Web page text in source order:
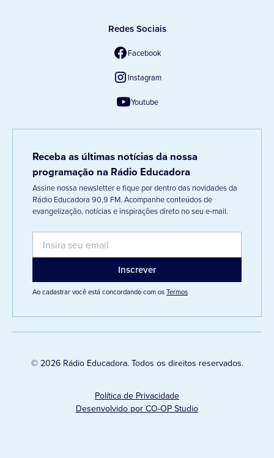
Redes Sociais
Facebook
Instagram
Youtube
Receba as últimas notícias da nossa
programação na Rádio Educadora
Assine nossa newsletter e fique por dentro das novidades da
Rádio Educadora 90,9 FM. Acompanhe conteúdos de
evangelização, notícias e inspirações direto no seu e-mail.
Ao cadastrar você está concordando com osTermos
© 2026 Rádio Educadora. Todos os direitos reservados.
Política de Privacidade
Desenvolvido por CO-OP Studio